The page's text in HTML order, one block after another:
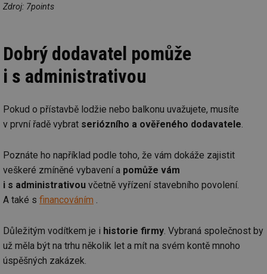
Zdroj: 7points
Dobrý dodavatel pomůže
i s administrativou
Pokud o přístavbě lodžie nebo balkonu uvažujete, musíte
v první řadě vybrat seriózního a ověřeného dodavatele.
Poznáte ho například podle toho, že vám dokáže zajistit
veškeré zmíněné vybavení a pomůže vám
i s administrativou včetně vyřízení stavebního povolení.
A také s financováním .
Důležitým vodítkem je i historie firmy. Vybraná společnost by
už měla být na trhu několik let a mít na svém kontě mnoho
úspěšných zakázek.
Soubory cílení
Funkční soubory
Nezařazené soubory
uživatele a správa účtu. Webové stránky nelze bez
nezbytně nutných souborů cookie správně používat.
g_state
.forum.tzb-
info.cz
g_csrf_token
id
konference.tzb-
info.cz
1 rok